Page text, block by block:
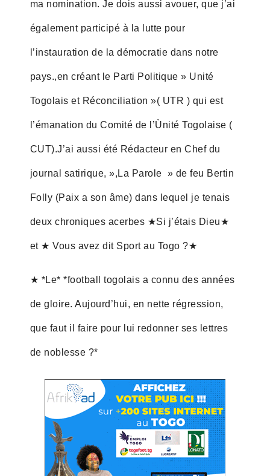
ma nomination. Je dois aussi avouer, que j’ai
également participé à la lutte pour
l’instauration de la démocratie dans notre
pays.,en créant le Parti Politique » Unité
Togolais et Réconciliation »( UTR ) qui est
l’émanation du Comité de l’Ùnité Togolaise (
CUT).J’ai aussi été Rédacteur en Chef du
journal satirique, »,La Parole » de feu Bertin
Folly (Paix a son âme) dans lequel je tenais
deux chroniques acerbes ★Si j’étais Dieu★
et ★ Vous avez dit Sport au Togo ?★
★ *Le* *football togolais a connu des années
de gloire. Aujourd’hui, en nette régression,
que faut il faire pour lui redonner ses lettres
de noblesse ?*